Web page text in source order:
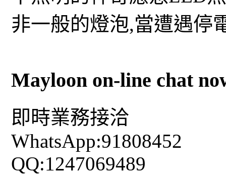
非一般的燈泡,當遭遇停
Mayloon on-line chat
即時業務接洽
WhatsApp:91808452
QQ:1247069489